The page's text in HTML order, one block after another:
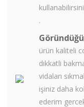
.
ürün kaliteli
dıkkatli
vidaları
işiniz daha
ederim